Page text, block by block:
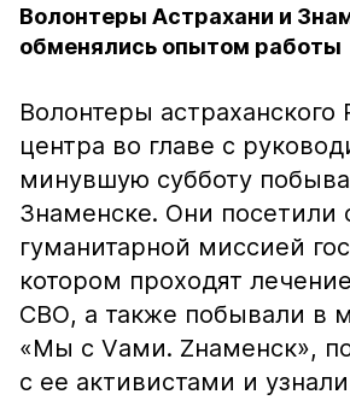
Волонтеры Астрахани и
обменялись опытом работы
Волонтеры астраханского
центра во главе с
минувшую субботу
Знаменске. Они посетили
гуманитарной миссией
котором проходят
СВО, а также побывали в
«Мы с Vами. Zнаменск»,
с ее активистами и